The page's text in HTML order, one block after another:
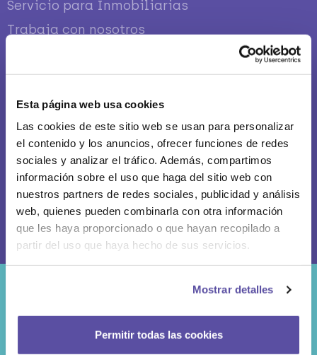
Esta página web usa cookies
Las cookies de este sitio web se usan para personalizar
el contenido y los anuncios, ofrecer funciones de redes
sociales y analizar el tráfico. Además, compartimos
información sobre el uso que haga del sitio web con
nuestros partners de redes sociales, publicidad y análisis
web, quienes pueden combinarla con otra información
que les haya proporcionado o que hayan recopilado a
partir del uso que haya hecho de sus servicios.
Mostrar detalles
Permitir todas las cookies
Servicio para Inmobiliarias
Trabaja con nosotros
Preguntas frecuentes
clientes@helloteca.com
Teléfono 91 108 99 29
Whatsapp 624 260 652